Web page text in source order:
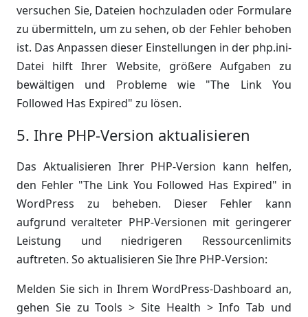
versuchen Sie, Dateien hochzuladen oder Formulare
zu übermitteln, um zu sehen, ob der Fehler behoben
ist. Das Anpassen dieser Einstellungen in der php.ini-
Datei hilft Ihrer Website, größere Aufgaben zu
bewältigen und Probleme wie "The Link You
Followed Has Expired" zu lösen.
5. Ihre PHP-Version aktualisieren
Das Aktualisieren Ihrer PHP-Version kann helfen,
den Fehler "The Link You Followed Has Expired" in
WordPress zu beheben. Dieser Fehler kann
aufgrund veralteter PHP-Versionen mit geringerer
Leistung und niedrigeren Ressourcenlimits
auftreten. So aktualisieren Sie Ihre PHP-Version:
Melden Sie sich in Ihrem WordPress-Dashboard an,
gehen Sie zu Tools > Site Health > Info Tab und